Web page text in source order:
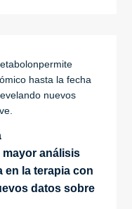
mayor análisis
en la terapia con
datos sobre